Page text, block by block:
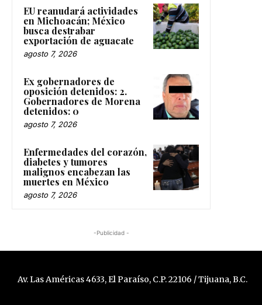
EU reanudará actividades
en Michoacán; México
busca destrabar
exportación de aguacate
agosto 7, 2026
Ex gobernadores de
oposición detenidos: 2.
Gobernadores de Morena
detenidos: 0
agosto 7, 2026
Enfermedades del corazón,
diabetes y tumores
malignos encabezan las
muertes en México
agosto 7, 2026
-Publicidad -
Av. Las Américas 4633, El Paraíso, C.P. 22106 / Tijuana, B.C.